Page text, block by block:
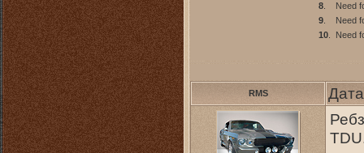
8.
Need
9.
Need
10. Need
RMS